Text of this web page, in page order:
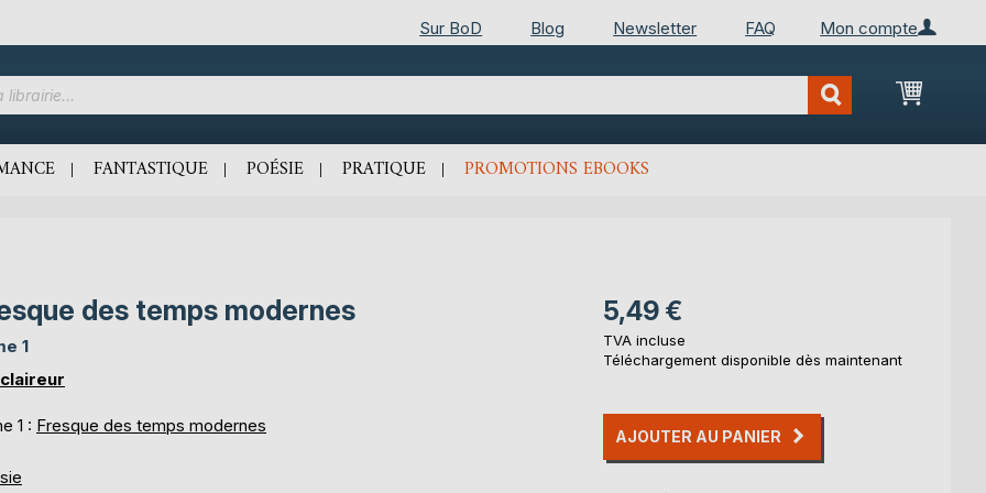
Mon compte
Sur BoD Blog Newsletter FAQ
Mon
FANTASTIQUE POÉSIE PRATIQUE PROMOTIONS EBOOKS
des temps modernes
1
1 : Fresque des temps modernes
5,49 €
TVA incluse
Téléchargement disponible dès maintenant
AJOUTER AU PANIER